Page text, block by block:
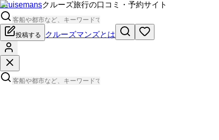
Cruisemansクルーズ旅行の口コミ・予約サイト
投稿する クルーズマンズとは